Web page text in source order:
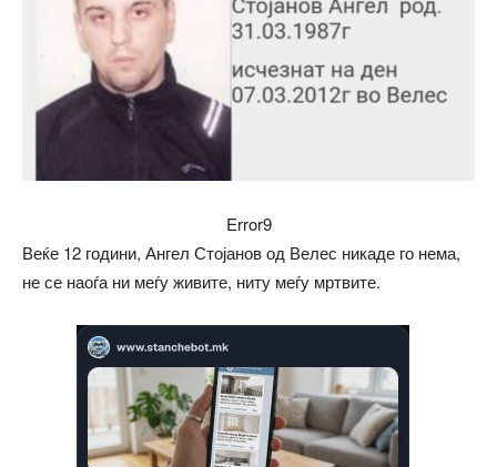
Error9
Веќе 12 години, Ангел Стојанов од Велес никаде го нема,
не се наоѓа ни меѓу живите, ниту меѓу мртвите.